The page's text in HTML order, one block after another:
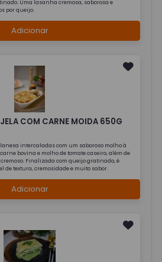
Uma lasanha cremosa, saborosa e
por queijo.
Adicionar
COM CARNE MOIDA 650G
intercaladas com um saboroso molho à
bovina e molho de tomate caseiro, além de
Finalizada com queijo gratinado, é
de textura, cremosidade e muito sabor.
Adicionar